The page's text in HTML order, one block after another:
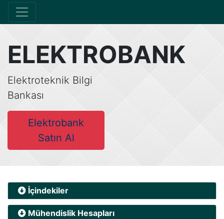
ELEKTROBANK
Elektroteknik Bilgi
Bankası
Elektrobank
Satın Al
İçindekiler
Mühendislik Hesapları